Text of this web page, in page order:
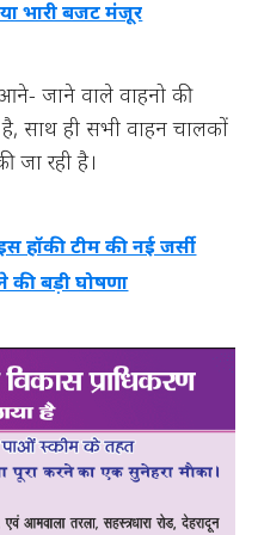
भारी बजट मंजूर
आने- जाने वाले वाहनो की
साथ ही सभी वाहन चालकों
जा रही है।
हॉकी टीम की नई जर्सी
की बड़ी घोषणा